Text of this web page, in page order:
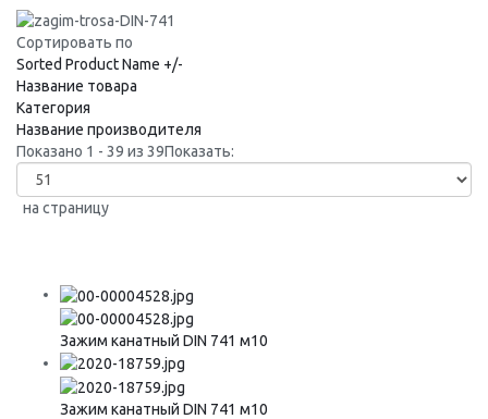
Сортировать по
Sorted Product Name +/-
Название товара
Категория
Название производителя
Показано 1 - 39 из 39Показать:
на страницу
Зажим канатный DIN 741 м10
Зажим канатный DIN 741 м10